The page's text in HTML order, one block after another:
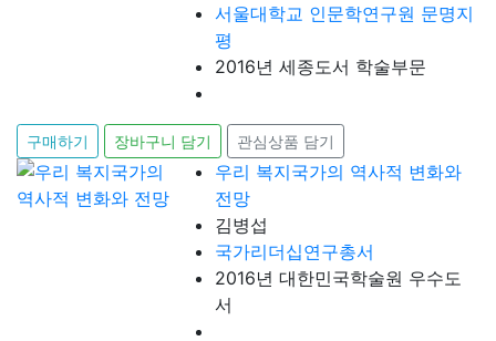
서울대학교 인문학연구원 문명지
평
2016년 세종도서 학술부문
구매하기 장바구니 담기 관심상품 담기
우리 복지국가의 역사적 변화와
전망
김병섭
국가리더십연구총서
2016년 대한민국학술원 우수도
서